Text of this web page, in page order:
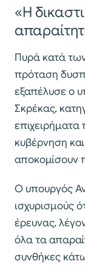
«Η
Πυρά κατά
πρόταση
εξαπέλυσε ο
Σκρέκας,
κυβέρνηση
αποκομίσουν
Ο υπουργός
ισχυρισμούς
έρευνας,
όλα τα
συνθήκες